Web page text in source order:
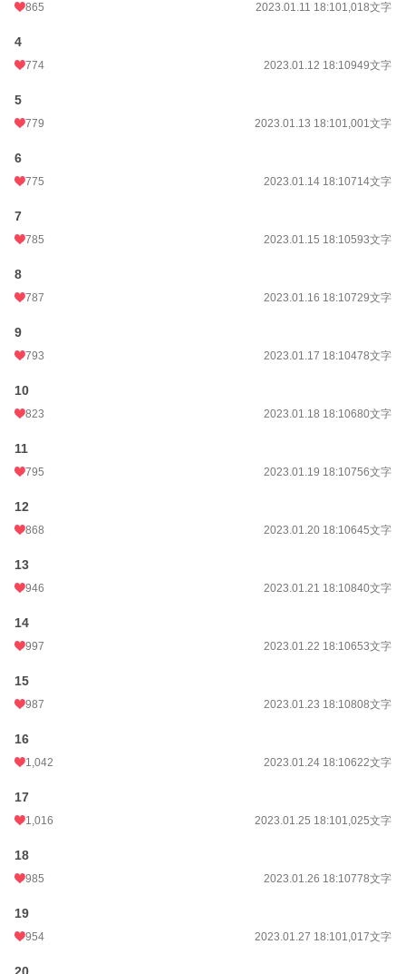
恋愛
お気に入り
文字数
週間ポイント
年間ポイント
累計ポイント
865 2023.01.11 18:101,018文字
4
774 2023.01.12 18:10949文字
5
779 2023.01.13 18:101,001文字
6
775 2023.01.14 18:10714文字
7
785 2023.01.15 18:10593文字
8
787 2023.01.16 18:10729文字
9
793 2023.01.17 18:10478文字
10
823 2023.01.18 18:10680文字
11
795 2023.01.19 18:10756文字
12
868 2023.01.20 18:10645文字
13
946 2023.01.21 18:10840文字
14
997 2023.01.22 18:10653文字
15
987 2023.01.23 18:10808文字
16
1,042 2023.01.24 18:10622文字
17
1,016 2023.01.25 18:101,025文字
18
985 2023.01.26 18:10778文字
19
954 2023.01.27 18:101,017文字